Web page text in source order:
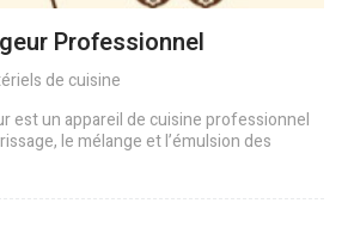
Professionnel
de cuisine
est un appareil de cuisine professionnel
le mélange et l’émulsion des